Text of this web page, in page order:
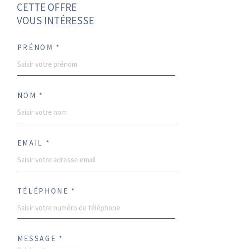
CETTE OFFRE
VOUS INTÉRESSE
PRÉNOM *
NOM *
EMAIL *
TÉLÉPHONE *
MESSAGE *